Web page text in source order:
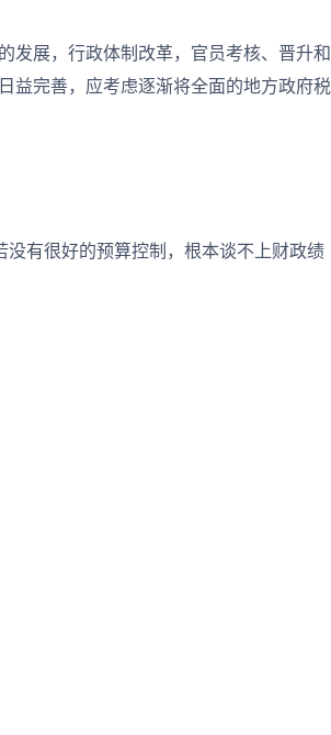
展，行政体制改革，官员考核、晋升和
益完善，应考虑逐渐将全面的地方政府税
有很好的预算控制，根本谈不上财政绩